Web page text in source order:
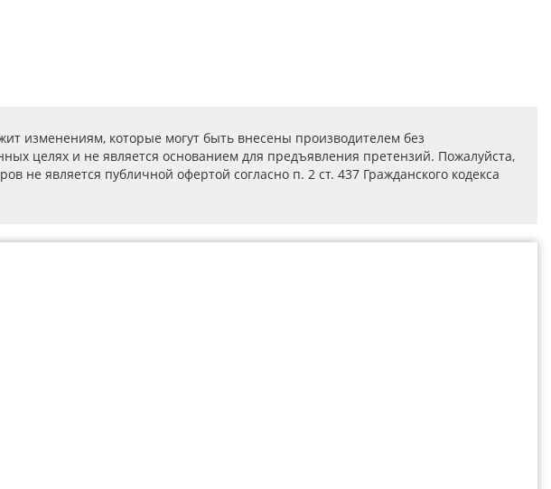
изменениям, которые могут быть внесены производителем без
целях и не является основанием для предъявления претензий. Пожалуйста,
не является публичной офертой согласно п. 2 ст. 437 Гражданского кодекса